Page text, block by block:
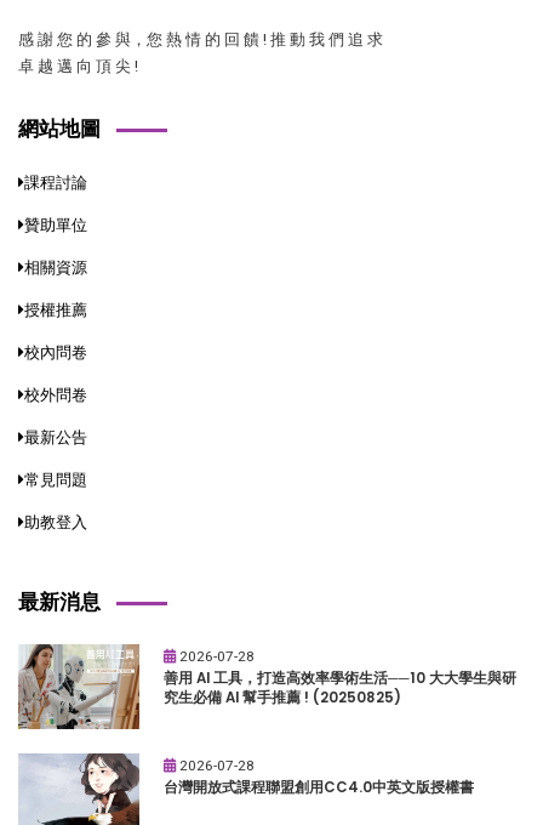
感 謝 您 的 參 與，您 熱 情 的 回 饋 ! 推 動 我 們 追 求
卓 越 邁 向 頂 尖 !
網站地圖
課程討論
贊助單位
相關資源
授權推薦
校內問卷
校外問卷
最新公告
常見問題
助教登入
最新消息
2026-07-28
善用 AI 工具，打造高效率學術生活──10 大大學生與研
究生必備 AI 幫手推薦 ! (20250825)
2026-07-28
台灣開放式課程聯盟創用CC4.0中英文版授權書